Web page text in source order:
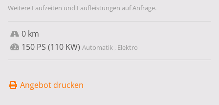
Weitere Laufzeiten und Laufleistungen auf Anfrage.
0 km
150 PS (110 KW) Automatik , Elektro
Angebot drucken